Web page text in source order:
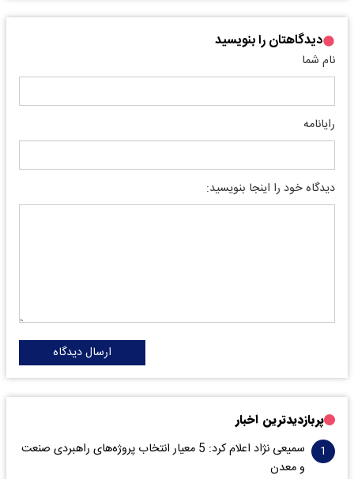
دیدگاهتان را بنویسید
نام شما
رایانامه
دیدگاه خود را اینجا بنویسید:
ارسال دیدگاه
پربازدیدترین اخبار
سمیعی‌ نژاد اعلام کرد: 5 معیار انتخاب پروژه‌های راهبردی صنعت
و معدن